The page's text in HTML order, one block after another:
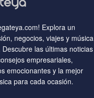
Explora un
negocios, viajes y música
las últimas noticias
empresariales,
emocionantes y la mejor
para cada ocasión.